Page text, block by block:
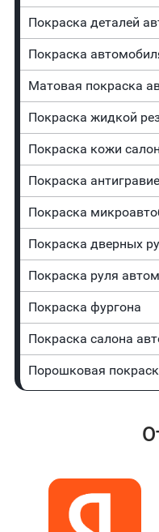
Покраска деталей
Покраска
Матовая покраска
Покраска жидкой
Покраска кожи
Покраска
Покраска
Покраска дверных
Покраска руля
Покраска фургона
Покраска салона
Порошковая